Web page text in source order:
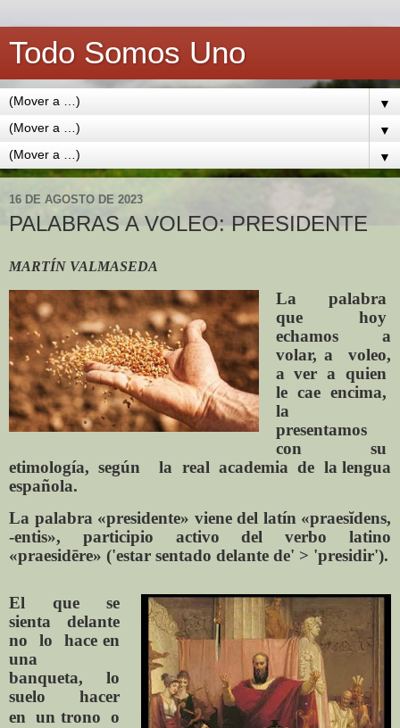
Todo Somos Uno
▼
▼
▼
16 DE AGOSTO DE 2023
PALABRAS A VOLEO: PRESIDENTE
MARTÍN VALMASEDA
La palabra
que hoy
echamos a
volar, a voleo,
a ver a quien
le cae encima,
la
presentamos
con su
etimología, según la real academia de la lengua
española.
La palabra «presidente» viene del latín «praesĭdens,
-entis», participio activo del verbo latino
«praesidēre» ('estar sentado delante de' > 'presidir').
El que se
sienta delante
no lo hace en
una
banqueta, lo
suelo hacer
en untrono o